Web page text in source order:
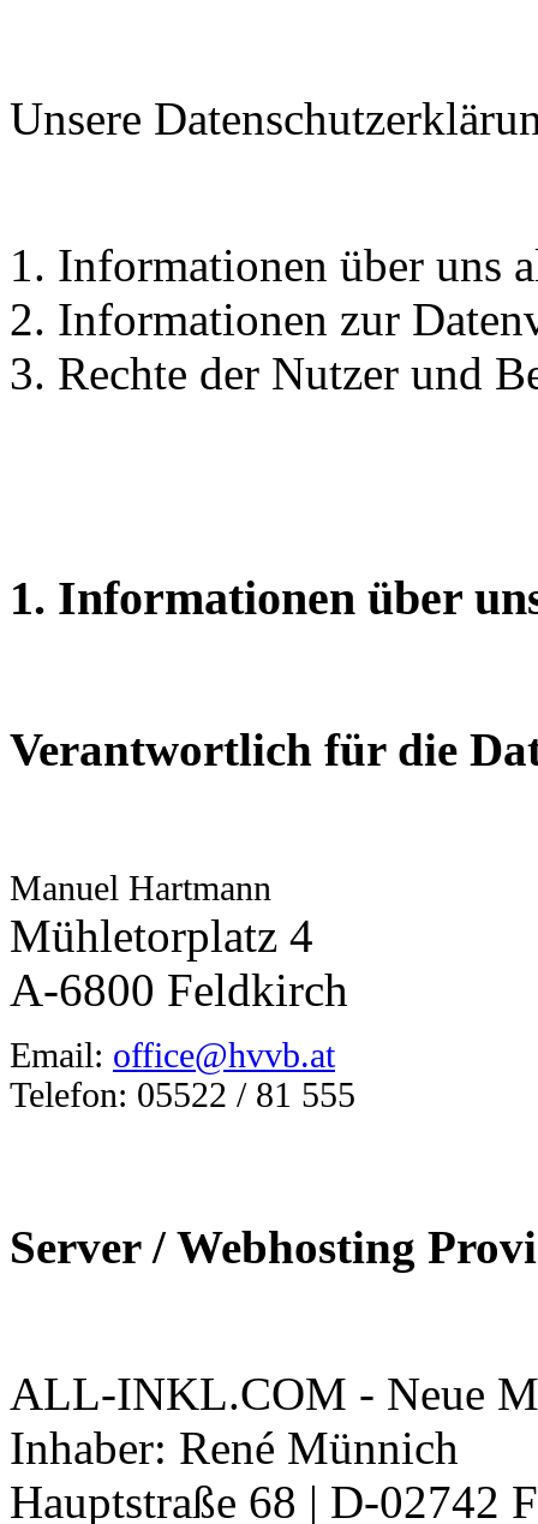
Unsere
1. Informationen über uns
2. Informationen zur
3. Rechte der Nutzer und
1. Informationen über
Verantwortlich für die
Manuel Hartmann
Mühletorplatz 4
A-6800 Feldkirch
Email: office@hvvb.at
Telefon: 05522 / 81 555
Server / Webhosting
ALL-INKL.COM - Neue
Inhaber: René Münnich
Hauptstraße 68 | D-02742